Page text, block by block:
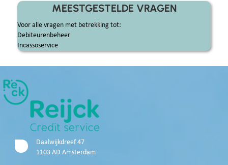
MEESTGESTELDE VRAGEN
Voor alle vragen met betrekking tot:
Debiteurenbeheer
Incassoservice
Daalwijkdreef 47
1103 AD Amsterdam